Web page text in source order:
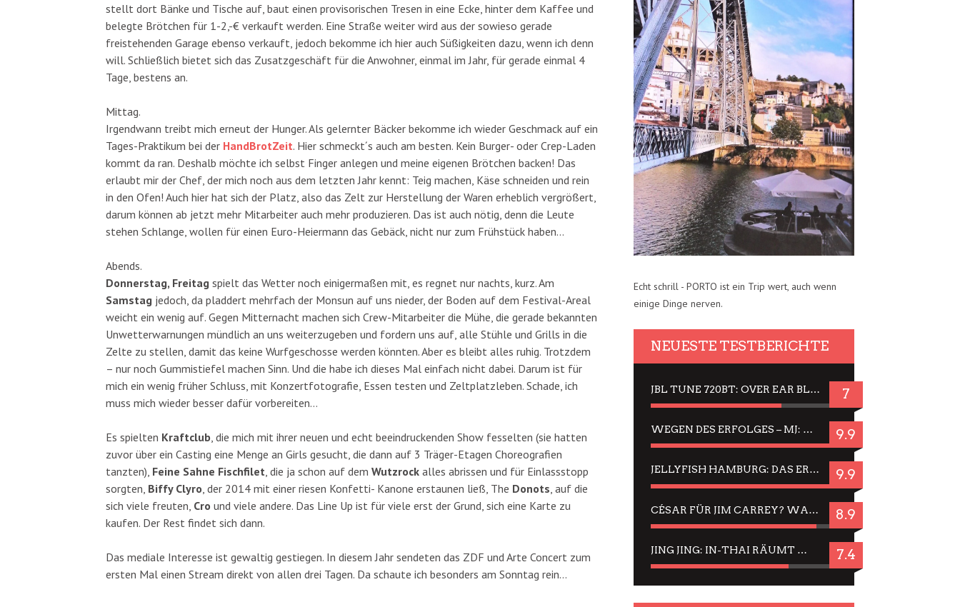
stellt dort Bänke und Tische auf, baut einen provisorischen Tresen in eine Ecke, hinter dem Kaffee und
belegte Brötchen für 1-2,-€ verkauft werden. Eine Straße weiter wird aus der sowieso gerade
freistehenden Garage ebenso verkauft, jedoch bekomme ich hier auch Süßigkeiten dazu, wenn ich denn
will. Schließlich bietet sich das Zusatzgeschäft für die Anwohner, einmal im Jahr, für gerade einmal 4
Tage, bestens an.
Mittag.
Irgendwann treibt mich erneut der Hunger. Als gelernter Bäcker bekomme ich wieder Geschmack auf ein
Tages-Praktikum bei der HandBrotZeit. Hier schmeckt´s auch am besten. Kein Burger- oder Crep-Laden
kommt da ran. Deshalb möchte ich selbst Finger anlegen und meine eigenen Brötchen backen! Das
erlaubt mir der Chef, der mich noch aus dem letzten Jahr kennt: Teig machen, Käse schneiden und rein
in den Ofen! Auch hier hat sich der Platz, also das Zelt zur Herstellung der Waren erheblich vergrößert,
darum können ab jetzt mehr Mitarbeiter auch mehr produzieren. Das ist auch nötig, denn die Leute
stehen Schlange, wollen für einen Euro-Heiermann das Gebäck, nicht nur zum Frühstück haben…
Abends.
Donnerstag, Freitag spielt das Wetter noch einigermaßen mit, es regnet nur nachts, kurz. Am
Samstag jedoch, da pladdert mehrfach der Monsun auf uns nieder, der Boden auf dem Festival-Areal
weicht ein wenig auf. Gegen Mitternacht machen sich Crew-Mitarbeiter die Mühe, die gerade bekannten
Unwetterwarnungen mündlich an uns weiterzugeben und fordern uns auf, alle Stühle und Grills in die
Zelte zu stellen, damit das keine Wurfgeschosse werden könnten. Aber es bleibt alles ruhig. Trotzdem
– nur noch Gummistiefel machen Sinn. Und die habe ich dieses Mal einfach nicht dabei. Darum ist für
mich ein wenig früher Schluss, mit Konzertfotografie, Essen testen und Zeltplatzleben. Schade, ich
muss mich wieder besser dafür vorbereiten…
Es spielten Kraftclub , die mich mit ihrer neuen und echt beeindruckenden Show fesselten (sie hatten
zuvor über ein Casting eine Menge an Girls gesucht, die dann auf 3 Träger-Etagen Choreografien
tanzten), Feine Sahne Fischfilet , die ja schon auf dem Wutzrock alles abrissen und für Einlassstopp
sorgten, Biffy Clyro , der 2014 mit einer riesen Konfetti- Kanone erstaunen ließ, The Donots , auf die
sich viele freuten, Cro und viele andere. Das Line Up ist für viele erst der Grund, sich eine Karte zu
kaufen. Der Rest findet sich dann.
Das mediale Interesse ist gewaltig gestiegen. In diesem Jahr sendeten das ZDF und Arte Concert zum
ersten Mal einen Stream direkt von allen drei Tagen. Da schaute ich besonders am Sonntag rein…
Echt schrill - PORTO ist ein Trip wert, auch wenn
einige Dinge nerven.
NEUESTE TESTBERICHTE
JBL TUNE 720BT: OVER EAR BLUETOOTH KOPFHÖRER UM DIE 50,-€ IM DAUER-TEST 7
WEGEN DES ERFOLGES – MJ: MICHAEL JACKSON MUSICAL IN EINER MATINEE SEHEN 9.9
JELLYFISH HAMBURG: DAS ERFOLGREICHE SOMMER-MENÜ 2025 IN GEFÜHLEN UND BILDERN 9.9
CÉSAR FÜR JIM CARREY? WARUM DAS EINER DER NERVIGSTEN ACTORS IST UND BLEIBT 8.9
JING JING: IN-THAI RÄUMT WIEDER TITEL AB – EIN ZWEI-STUNDEN-ERLEBNISBERICHT 7.4